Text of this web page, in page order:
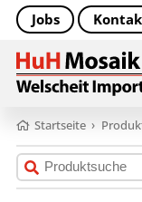
Jobs
Startseite ›